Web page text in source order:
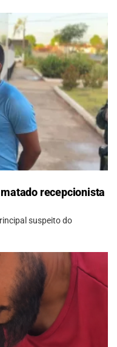
recepcionista
suspeito do